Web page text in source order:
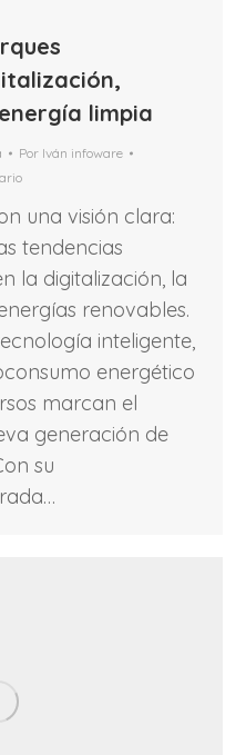
limpia
Por Iván infoware
una visión clara:
tendencias
la digitalización, la
renovables.
inteligente,
energético
marcan el
generación de
su